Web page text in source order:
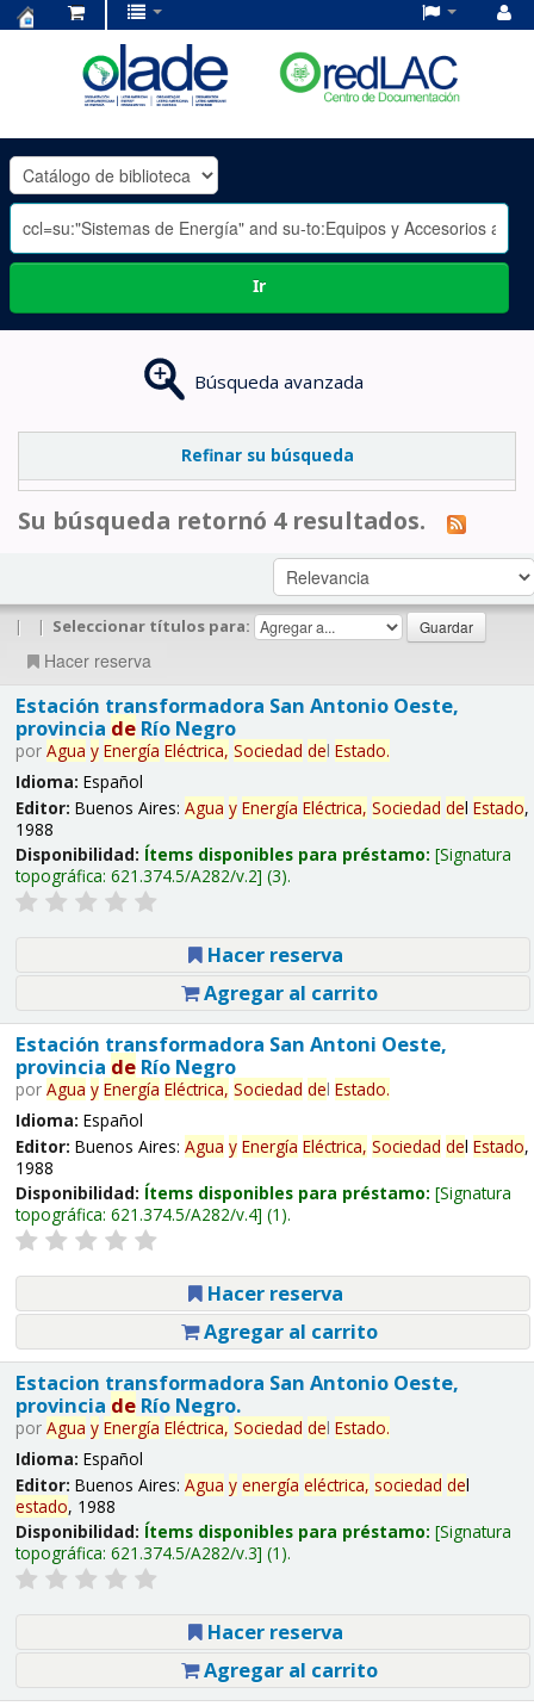
OLADE
-
Ir
Búsqueda avanzada
Refinar su búsqueda
Su búsqueda retornó 4 resultados.
| | Seleccionar títulos para:
Hacer reserva
Estación transformadora San Antonio Oeste,
provincia deRío Negro
por Agua y Energía Eléctrica, Sociedad del Estado.
Idioma: Español
Editor: Buenos Aires: Agua y Energía Eléctrica, Sociedad del Estado,
1988
Disponibilidad: Ítems disponibles para préstamo: Signatura
topográfica: 621.374.5/A282/v.2 (3).
Hacer reserva
Agregar al carrito
Estación transformadora San Antoni Oeste,
provincia deRío Negro
por Agua y Energía Eléctrica, Sociedad del Estado.
Idioma: Español
Editor: Buenos Aires: Agua y Energía Eléctrica, Sociedad del Estado,
1988
Disponibilidad: Ítems disponibles para préstamo: Signatura
topográfica: 621.374.5/A282/v.4 (1).
Hacer reserva
Agregar al carrito
Estacion transformadora San Antonio Oeste,
provincia deRío Negro.
por Agua y Energía Eléctrica, Sociedad del Estado.
Idioma: Español
Editor: Buenos Aires: Agua y energía eléctrica, sociedad del
estado, 1988
Disponibilidad: Ítems disponibles para préstamo: Signatura
topográfica: 621.374.5/A282/v.3 (1).
Hacer reserva
Agregar al carrito